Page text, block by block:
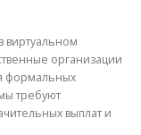
виртуальном
организации
формальных
требуют
выплат и